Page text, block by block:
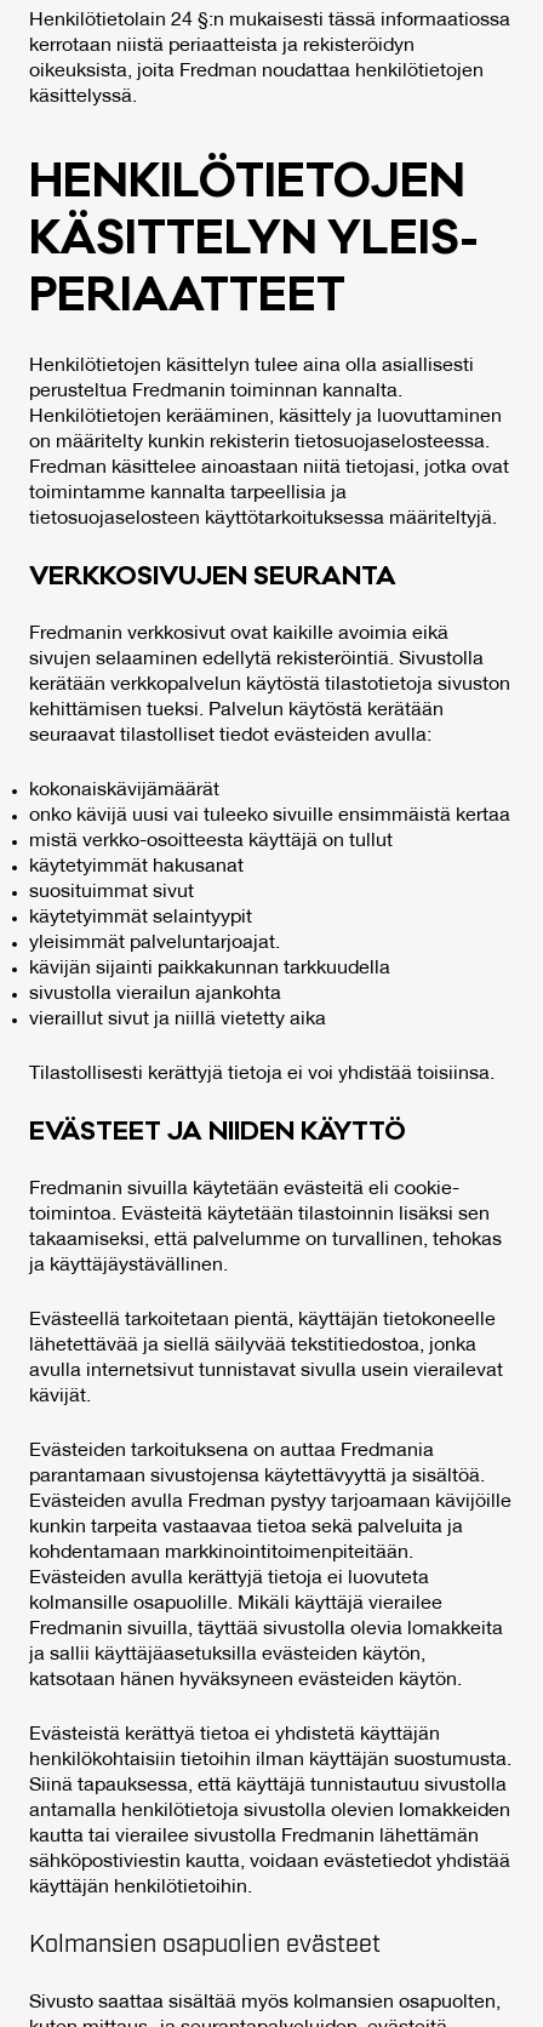
Henkilötietolain 24 §:n mukaisesti tässä informaatiossa
kerrotaan niistä periaatteista ja rekisteröidyn
oikeuksista, joita Fredman noudattaa henkilötietojen
käsittelyssä.
HEN­KI­LÖ­TIE­TO­JEN
KÄ­SIT­TE­LYN YLEIS­
PE­RIAAT­TEET
Henkilötietojen käsittelyn tulee aina olla asiallisesti
perusteltua Fredmanin toiminnan kannalta.
Henkilötietojen kerääminen, käsittely ja luovuttaminen
on määritelty kunkin rekisterin tietosuojaselosteessa.
Fredman käsittelee ainoastaan niitä tietojasi, jotka ovat
toimintamme kannalta tarpeellisia ja
tietosuojaselosteen käyttötarkoituksessa määriteltyjä.
VERK­KO­SI­VU­JEN SEU­RAN­TA
Fredmanin verkkosivut ovat kaikille avoimia eikä
sivujen selaaminen edellytä rekisteröintiä. Sivustolla
kerätään verkkopalvelun käytöstä tilastotietoja sivuston
kehittämisen tueksi. Palvelun käytöstä kerätään
seuraavat tilastolliset tiedot evästeiden avulla:
kokonaiskävijämäärät
onko kävijä uusi vai tuleeko sivuille ensimmäistä kertaa
mistä verkko-osoitteesta käyttäjä on tullut
käytetyimmät hakusanat
suosituimmat sivut
käytetyimmät selaintyypit
yleisimmät palveluntarjoajat.
kävijän sijainti paikkakunnan tarkkuudella
sivustolla vierailun ajankohta
vieraillut sivut ja niillä vietetty aika
Tilastollisesti kerättyjä tietoja ei voi yhdistää toisiinsa.
EVÄS­TEET JA NII­DEN KÄYT­TÖ
Fredmanin sivuilla käytetään evästeitä eli cookie-
toimintoa. Evästeitä käytetään tilastoinnin lisäksi sen
takaamiseksi, että palvelumme on turvallinen, tehokas
ja käyttäjäystävällinen.
Evästeellä tarkoitetaan pientä, käyttäjän tietokoneelle
lähetettävää ja siellä säilyvää tekstitiedostoa, jonka
avulla internetsivut tunnistavat sivulla usein vierailevat
kävijät.
Evästeiden tarkoituksena on auttaa Fredmania
parantamaan sivustojensa käytettävyyttä ja sisältöä.
Evästeiden avulla Fredman pystyy tarjoamaan kävijöille
kunkin tarpeita vastaavaa tietoa sekä palveluita ja
kohdentamaan markkinointitoimenpiteitään.
Evästeiden avulla kerättyjä tietoja ei luovuteta
kolmansille osapuolille. Mikäli käyttäjä vierailee
Fredmanin sivuilla, täyttää sivustolla olevia lomakkeita
ja sallii käyttäjäasetuksilla evästeiden käytön,
katsotaan hänen hyväksyneen evästeiden käytön.
Evästeistä kerättyä tietoa ei yhdistetä käyttäjän
henkilökohtaisiin tietoihin ilman käyttäjän suostumusta.
Siinä tapauksessa, että käyttäjä tunnistautuu sivustolla
antamalla henkilötietoja sivustolla olevien lomakkeiden
kautta tai vierailee sivustolla Fredmanin lähettämän
sähköpostiviestin kautta, voidaan evästetiedot yhdistää
käyttäjän henkilötietoihin.
Kolmansien osapuolien evästeet
Sivusto saattaa sisältää myös kolmansien osapuolten,